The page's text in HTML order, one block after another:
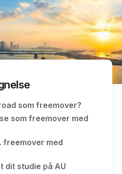
som freemover?
som freemover med
freemover med
dit studie på AU